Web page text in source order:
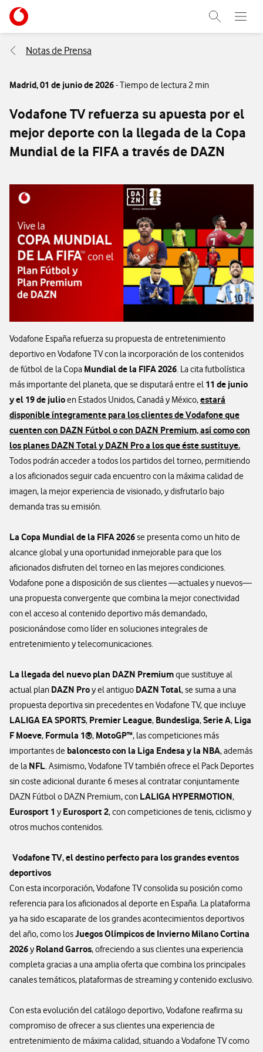
Ir a la pagina principal de vodafone.es
Abrir
Menu
Abre
Notas de Prensa
Madrid,01 de junio de 2026- Tiempo de lectura 2 min
Vodafone TV refuerza su apuesta por el
mejor deporte con la llegada de la Copa
Mundial de la FIFA a través de DAZN
Vodafone España refuerza su propuesta de entretenimiento
deportivo en Vodafone TV con la incorporación de los contenidos
de fútbol de la Copa Mundial de la FIFA 2026. La cita futbolística
más importante del planeta, que se disputará entre el 11 de junio
y el 19 de julioen Estados Unidos, Canadá y México,estará
disponible íntegramente para los clientes de Vodafone que
cuenten con DAZN Fútbol o con DAZN Premium, así como con
los planes DAZN Total y DAZN Pro a los que éste sustituye.
Todos podrán acceder a todos los partidos del torneo, permitiendo
a los aficionados seguir cada encuentro con la máxima calidad de
imagen, la mejor experiencia de visionado, y disfrutarlo bajo
demanda tras su emisión.
La Copa Mundial de la FIFA 2026se presenta como un hito de
alcance global y una oportunidad inmejorable para que los
aficionados disfruten del torneo en las mejores condiciones.
Vodafone pone a disposición de sus clientes —actuales y nuevos—
una propuesta convergente que combina la mejor conectividad
con el acceso al contenido deportivo más demandado,
posicionándose como líder en soluciones integrales de
entretenimiento y telecomunicaciones.
La llegada del nuevo plan DAZN Premiumque sustituye al
actual plan DAZN Proy el antiguo DAZN Total, se suma a una
propuesta deportiva sin precedentes en Vodafone TV, que incluye
LALIGA EA SPORTS, Premier League, Bundesliga,Serie A, Liga
F Moeve, Formula 1®, MotoGP™, las competiciones más
importantes de baloncesto con la Liga Endesa y la NBA, además
de la NFL. Asimismo, Vodafone TV también ofrece el Pack Deportes
sin coste adicional durante 6 meses al contratar conjuntamente
DAZN Fútbol o DAZN Premium, con LALIGA HYPERMOTION,
Eurosport 1 y Eurosport 2, con competiciones de tenis, ciclismo y
otros muchos contenidos.
Vodafone TV, el destino perfecto para los grandes eventos
deportivos
Con esta incorporación, Vodafone TV consolida su posición como
referencia para los aficionados al deporte en España. La plataforma
ya ha sido escaparate de los grandes acontecimientos deportivos
del año, como losJuegos Olímpicos de Invierno Milano Cortina
2026y Roland Garros, ofreciendo a sus clientes una experiencia
completa gracias a una amplia oferta que combina los principales
canales temáticos, plataformas de streaming y contenido exclusivo.
Con esta evolución del catálogo deportivo, Vodafone reafirma su
compromiso de ofrecer a sus clientes una experiencia de
entretenimiento de máxima calidad, situando a Vodafone TV como